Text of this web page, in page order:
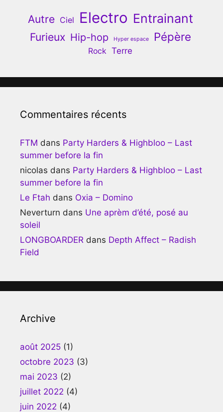
Autre Ciel Electro Entrainant
Furieux Hip-hop Hyper espace Pépère
Rock Terre
Commentaires récents
FTM dans Party Harders & Highbloo – Last
summer before la fin
nicolas dans Party Harders & Highbloo – Last
summer before la fin
Le Ftah dans Oxia – Domino
Neverturn dans Une aprèm d’été, posé au
soleil
LONGBOARDER dans Depth Affect – Radish
Field
Archive
août 2025 (1)
octobre 2023 (3)
mai 2023 (2)
juillet 2022 (4)
juin 2022 (4)